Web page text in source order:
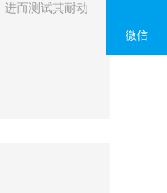
进而测试其耐动
微信